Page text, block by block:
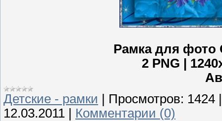
Рамка для фото
2 PNG |
Детские - рамки
Просмотров: 1424
12.03.2011
Комментарии (0)